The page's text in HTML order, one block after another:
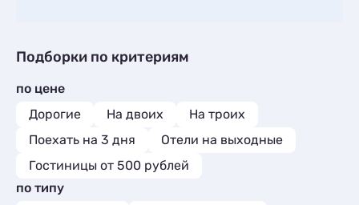
Подборки по критериям
по цене
Дорогие
На двоих
На троих
Поехать на 3 дня
Отели на выходные
Гостиницы от 500 рублей
по типу